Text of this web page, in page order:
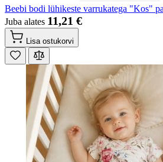
Beebi bodi lühikeste varrukatega "Kos"
Juba alates 11,21 €
Lisa ostukorvi